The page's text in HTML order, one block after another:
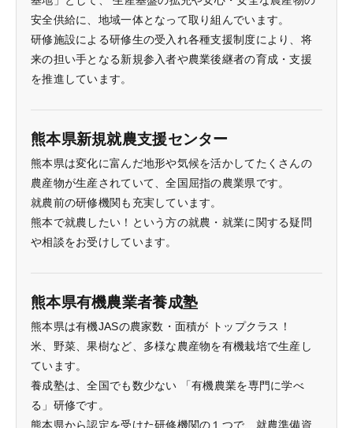
安全供給に、地域一体となって取り組んでいます。
研修施設による研修生の受入れ各種支援制度により、将
来の担い手となる新規参入者や農業後継者の育成・支援
を推進しています。
熊本県新規就農支援センター
熊本県は変化に富んだ地形や気候を活かしてたくさんの
農産物が生産されていて、全国屈指の農業県です。
就農前の研修機関も充実しています。
熊本で就農したい！という方の就農・就業に関する疑問
や相談をお受けしています。
熊本県有機農業者養成塾
熊本県は有機JASの農家数・面積が トップクラス！
米、野菜、果樹など、多様な農産物を有機栽培で生産し
ています。
養成塾は、全国でも数少ない 「有機農業を専門に学べ
る」研修です。
熊本県から認定を受けた研修機関の１つで、就農準備資